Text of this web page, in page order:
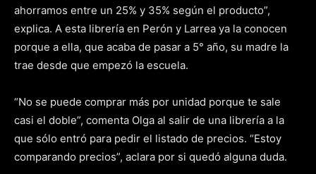
ahorramos entre un 25% y 35% según el producto”,
explica. A esta librería en Perón y Larrea ya la conocen
porque a ella, que acaba de pasar a 5° año, su madre la
trae desde que empezó la escuela.
“No se puede comprar más por unidad porque te sale
casi el doble”, comenta Olga al salir de una librería a la
que sólo entró para pedir el listado de precios. “Estoy
comparando precios”, aclara por si quedó alguna duda.